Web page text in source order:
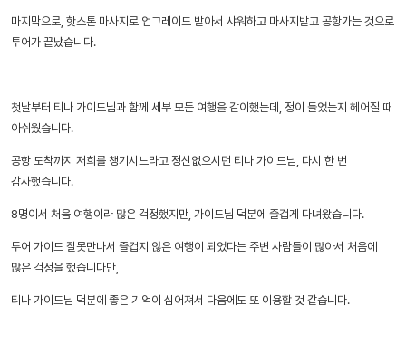
마지막으로, 핫스톤 마사지로 업그레이드 받아서 샤워하고 마사지받고 공항가는 것으로
투어가 끝났습니다.
첫날부터 티나 가이드님과 함께 세부 모든 여행을 같이했는데, 정이 들었는지 헤어질 때
아쉬웠습니다.
공항 도착까지 저희를 챙기시느라고 정신없으시던 티나 가이드님, 다시 한 번
감사했습니다.
8명이서 처음 여행이라 많은 걱정했지만, 가이드님 덕분에 즐겁게 다녀왔습니다.
투어 가이드 잘못만나서 즐겁지 않은 여행이 되었다는 주변 사람들이 많아서 처음에
많은 걱정을 했습니다만,
티나 가이드님 덕분에 좋은 기억이 심어져서 다음에도 또 이용할 것 같습니다.